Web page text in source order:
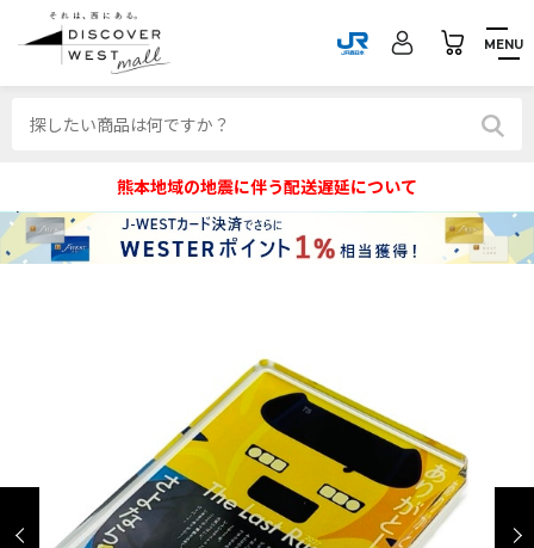
MENU
熊本地域の地震に伴う配送遅延について